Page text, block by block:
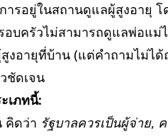
ารอยู่ในสถานดูแลผู้สูงอายุ
อบครัวไม่สามารถดูแลพ่อแม่
งอายุที่บ้าน (แต่คำถามไม่ได้
ชัดเจน
เภทนี้:
คิดว่า รัฐบาลควรเป็นผู้จ่าย,